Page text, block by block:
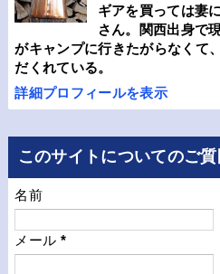
ギアを買っては妻
さん。関西出身で
がキャンプに行きたがらなくて
だくれている。
詳細プロフィールを表示
このサイトについてのご
名前
メール *